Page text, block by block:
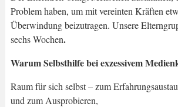
Problem haben, um mit vereinten Kräften
Überwindung beizutragen. Unsere
sechs Wochen.
Warum Selbsthilfe bei exzessivem
Raum für sich selbst – zum
und zum Ausprobieren,